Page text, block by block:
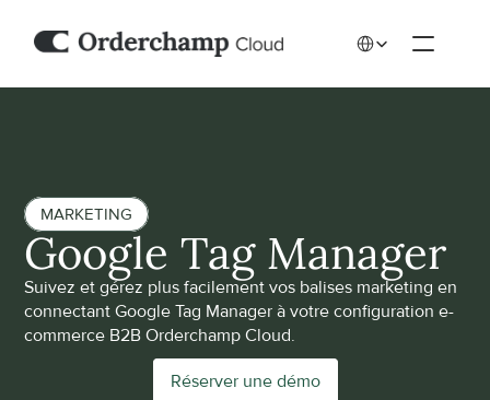
MARKETING
Google Tag Manager
Suivez et gérez plus facilement vos balises marketing en
connectant Google Tag Manager à votre configuration e-
commerce B2B Orderchamp Cloud.
Réserver une démo